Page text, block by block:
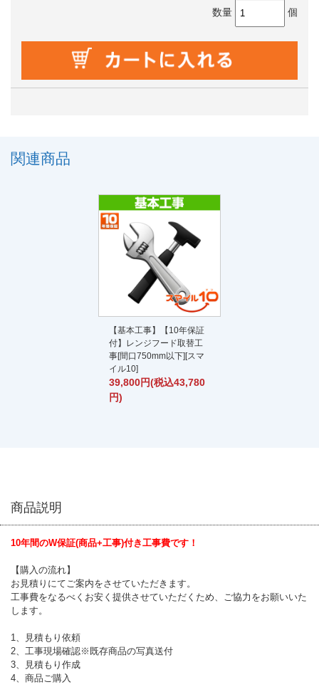
数量 個
関連商品
【基本工事】【10年保証
付】レンジフード取替工
事[間口750mm以下][スマ
イル10]
39,800円(税込43,780
円)
商品説明
10年間のW保証(商品+工事)付き工事費です！
【購入の流れ】
お見積りにてご案内をさせていただきます。
工事費をなるべくお安く提供させていただくため、ご協力をお願いいた
します。
1、見積もり依頼
2、工事現場確認※既存商品の写真送付
3、見積もり作成
4、商品ご購入